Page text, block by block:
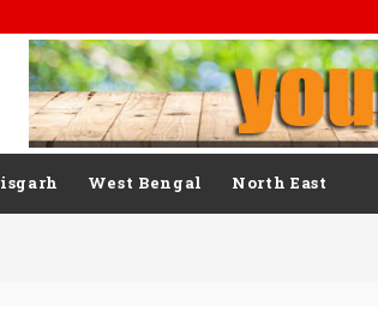
West Bengal North East